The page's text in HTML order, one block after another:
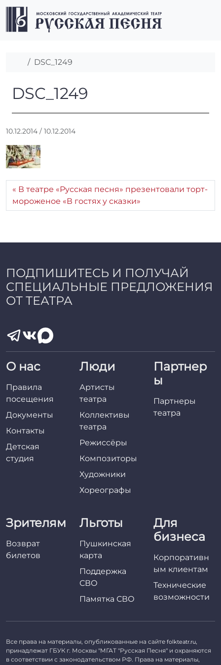
Перейти к содержимому
Перейти к футеру
Главная
DSC_1249
DSC_1249
DSC_1249
10.12.2014 / 10.12.2014
:
r
r
_
m
В театре «Русская песня» презентовали торт-
мороженое «В гостях у сказки»
ПОДПИШИТЕСЬ И ПОЛУЧАЙ
СПЕЦИАЛЬНЫЕ ПРЕДЛОЖЕНИЯ
ОТ ТЕАТРА
О нас
Правила
посещения
Документы
Контакты
Детская
студия
Люди
Артисты
театра
Коллективы
театра
Режиссёры
Композиторы
Художники
Хореографы
Партнер
ы
Партнеры
театра
Зрителям
Возврат
билетов
Льготы
Пушкинская
карта
Поддержка
СВО
Памятка СВО
Для
бизнеса
Корпоративн
ым клиентам
Технические
возможности
Все права на материалы, опубликованные на сайте folkteatr.ru,
принадлежат ГБУК г. Москвы "МГАТ "Русская Песня" и охраняются
в соответствии с законодательством РФ. Права на материалы,